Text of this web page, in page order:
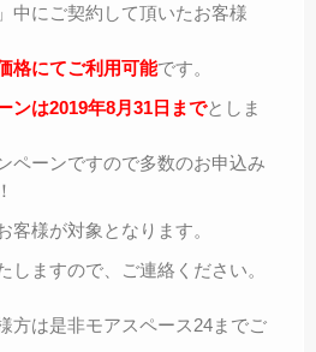
中にご契約して頂いたお客様
格にてご利用可能です。
ンは2019年8月31日までとしま
ペーンですので多数のお申込み
様が対象となります。
しますので、ご連絡ください。
方は是非モアスペース24までご